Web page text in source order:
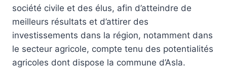
société civile et des élus, afin d’atteindre de
meilleurs résultats et d’attirer des
investissements dans la région, notamment dans
le secteur agricole, compte tenu des potentialités
agricoles dont dispose la commune d’Asla.